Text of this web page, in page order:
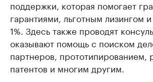
поддержки, которая помогает
гарантиями, льготным лизингом
1%. Здесь также проводят
оказывают помощь с поиском
партнеров, прототипированием,
патентов и многим другим.